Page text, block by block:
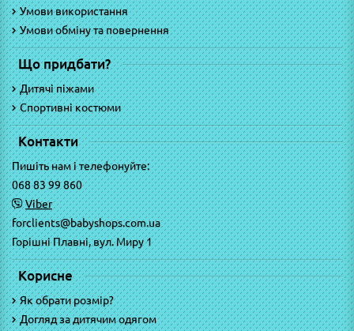
Умови використання
Умови обміну та повернення
Що придбати?
Дитячі піжами
Спортивні костюми
Контакти
Пишіть нам і телефонуйте:
068 83 99 860
Viber
forclients@babyshops.com.ua
Горішні Плавні, вул. Миру 1
Корисне
Як обрати розмір?
Догляд за дитячим одягом